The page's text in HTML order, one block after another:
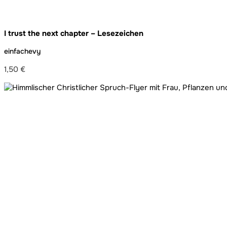
I trust the next chapter – Lesezeichen
einfachevy
1,50 €